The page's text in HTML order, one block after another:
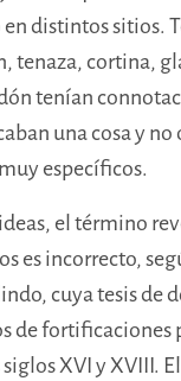
distintos sitios.
tenaza, cortina,
tenían
una cosa y no
específicos.
el término
es incorrecto,
cuya tesis de
de fortificaciones
XVI y XVIII.